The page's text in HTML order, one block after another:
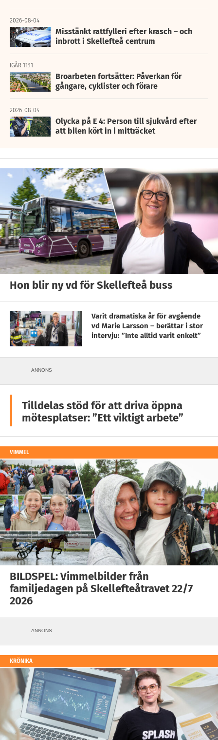
2026-08-04
Misstänkt rattfylleri efter krasch – och
inbrott i Skellefteå centrum
IGÅR 11:11
Broarbeten fortsätter: Påverkan för
gångare, cyklister och förare
2026-08-04
Olycka på E 4: Person till sjukvård efter
att bilen kört in i mitträcket
Hon blir ny vd för Skellefteå buss
Varit dramatiska år för avgående
vd Marie Larsson – berättar i stor
intervju: ”Inte alltid varit enkelt”
ANNONS
Tilldelas stöd för att driva öppna
mötesplatser: ”Ett viktigt arbete”
VIMMEL
BILDSPEL: Vimmelbilder från
familjedagen på Skellefteåtravet 22/7
2026
ANNONS
KRÖNIKA